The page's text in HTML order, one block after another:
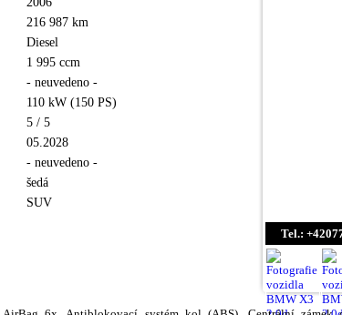
216 987 km
Diesel
1 995 ccm
- neuvedeno -
110 kW (150 PS)
5 / 5
05.2028
- neuvedeno -
šedá
SUV
Tel.: